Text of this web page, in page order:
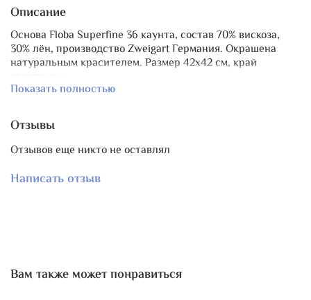
Описание
Основа Floba Superfine 36 каунта, состав 70% вискоза,
30% лён, производство Zweigart Германия. Окрашена
натуральным красителем. Размер 42х42 см, край
Насыщенный пряничный оттенок.
Для использования в годовом проекте SAL 2026 "Chelliga.
Morocco" нужен отрез
вышивании через 2 нити основы.
Памятка по работе с канвой натурального крашения от
пользуюсь промышленными закрепителями.
Что такое натуральные красители? Конечно, это в
Показать полностью
Отзывы
Отзывов еще никто не оставлял
Написать отзыв
Вам также может понравиться